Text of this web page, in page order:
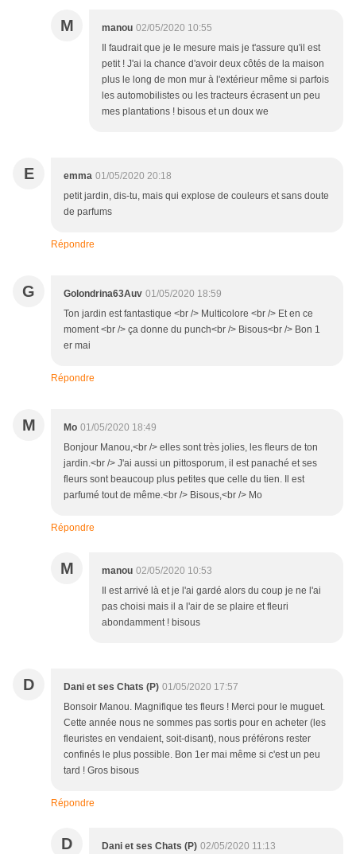
M manou 02/05/2020 10:55
Il faudrait que je le mesure mais je t'assure qu'il est
petit ! J'ai la chance d'avoir deux côtés de la maison
plus le long de mon mur à l'extérieur même si parfois
les automobilistes ou les tracteurs écrasent un peu
mes plantations ! bisous et un doux we
E emma 01/05/2020 20:18
petit jardin, dis-tu, mais qui explose de couleurs et sans doute
de parfums
Répondre
G Golondrina63Auv 01/05/2020 18:59
Ton jardin est fantastique <br /> Multicolore <br /> Et en ce
moment <br /> ça donne du punch<br /> Bisous<br /> Bon 1
er mai
Répondre
M Mo 01/05/2020 18:49
Bonjour Manou,<br /> elles sont très jolies, les fleurs de ton
jardin.<br /> J'ai aussi un pittosporum, il est panaché et ses
fleurs sont beaucoup plus petites que celle du tien. Il est
parfumé tout de même.<br /> Bisous,<br /> Mo
Répondre
M manou 02/05/2020 10:53
Il est arrivé là et je l'ai gardé alors du coup je ne l'ai
pas choisi mais il a l'air de se plaire et fleuri
abondamment ! bisous
D Dani et ses Chats (P) 01/05/2020 17:57
Bonsoir Manou. Magnifique tes fleurs ! Merci pour le muguet.
Cette année nous ne sommes pas sortis pour en acheter (les
fleuristes en vendaient, soit-disant), nous préférons rester
confinés le plus possible. Bon 1er mai même si c'est un peu
tard ! Gros bisous
Répondre
D Dani et ses Chats (P) 02/05/2020 11:13